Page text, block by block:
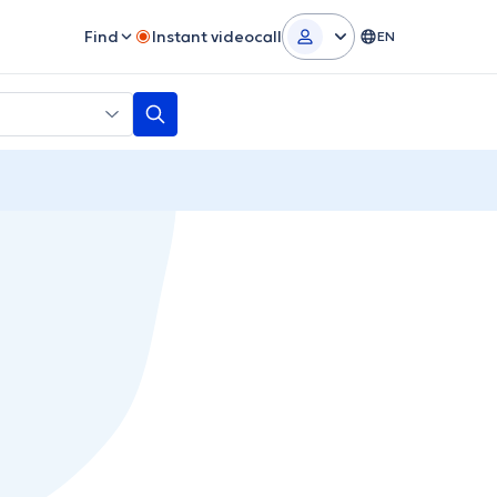
Find Instant videocall EN